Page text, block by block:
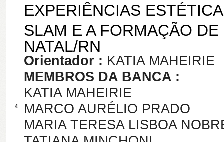
4
EXPERIÊNCIAS
SLAM E A FORMAÇÃO
NATAL/RN
Orientador : KATIA MAHEIRIE
MEMBROS DA BANCA :
KATIA MAHEIRIE
MARCO AURÉLIO PRADO
MARIA TERESA LISBOA